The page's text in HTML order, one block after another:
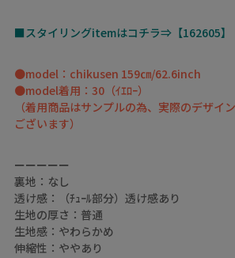
■スタイリングitemはコチラ⇒【162605】
●model：chikusen 159㎝/62.6inch
●model着用：30（ｲｴﾛｰ）
（着用商品はサンプルの為、実際のデザイ
ございます）
ーーーーー
裏地：なし
透け感：（ﾁｭｰﾙ部分）透け感あり
生地の厚さ：普通
生地感：やわらかめ
伸縮性：ややあり